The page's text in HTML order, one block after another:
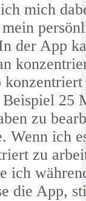
mich
mein
der App
25
zu
Wenn ich
zu
ich
die App,